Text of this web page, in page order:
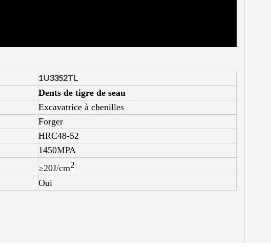
1U3352TL
Dents de tigre de seau
Excavatrice à chenilles
Forger
HRC48-52
1450MPA
≥20J/cm2
Oui